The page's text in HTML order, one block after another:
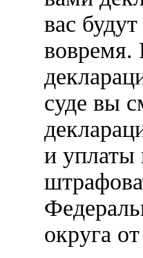
вас
вовремя.
суде вы
и уплаты
округа